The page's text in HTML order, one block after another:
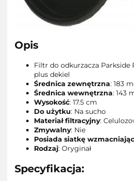
Opis
Filtr do odkurzacza Parkside
plus dekiel
Średnica zewnętrzna: 183
Średnica wewnętrzna: 143
Wysokość: 17.5 cm
Do użytku: Na sucho
Materiał filtracyjny:
Zmywalny: Nie
Posiada siatkę
Rodzaj: Oryginał
Specyfikacja: